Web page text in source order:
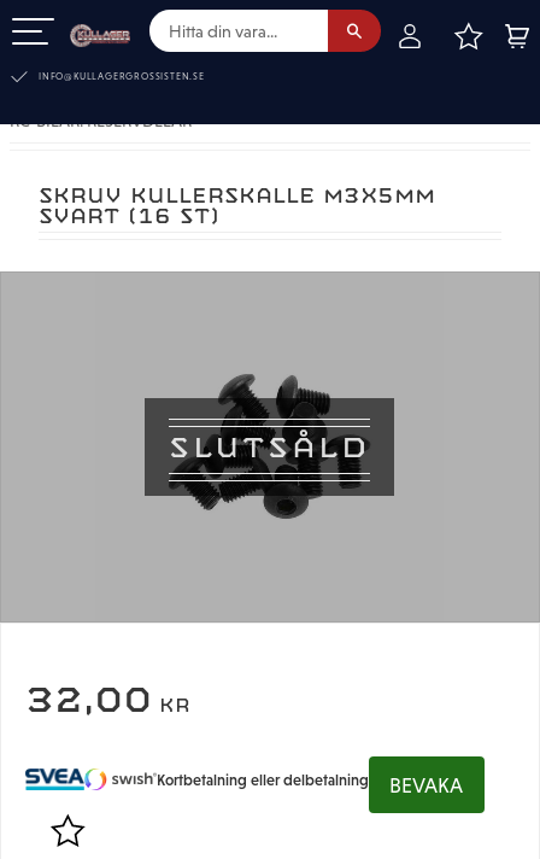
INFO@KULLAGERGROSSISTEN.SE
RC-BILAR. RESERVDELAR
SKRUV KULLERSKALLE M3X5MM
SVART (16 ST)
SLUTSÅLD
32,00 KR
Lägg till i favoriter
Kortbetalning eller delbetalning BEVAKA